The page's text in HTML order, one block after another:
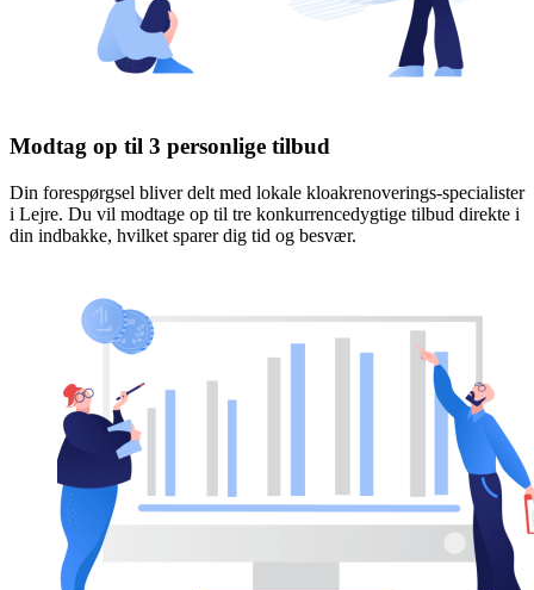
Modtag op til 3 personlige tilbud
Din forespørgsel bliver delt med lokale kloakrenoverings-specialister
i Lejre. Du vil modtage op til tre konkurrencedygtige tilbud direkte i
din indbakke, hvilket sparer dig tid og besvær.